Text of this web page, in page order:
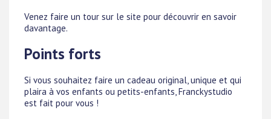
Venez faire un tour sur le site pour découvrir en savoir
davantage.
Points forts
Si vous souhaitez faire un cadeau original, unique et qui
plaira à vos enfants ou petits-enfants, Franckystudio
est fait pour vous !